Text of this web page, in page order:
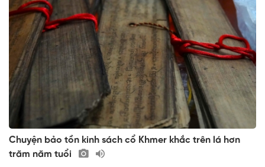
Chuyện bảo tồn kinh sách cổ Khmer khắc trên lá hơn
trăm năm tuổi